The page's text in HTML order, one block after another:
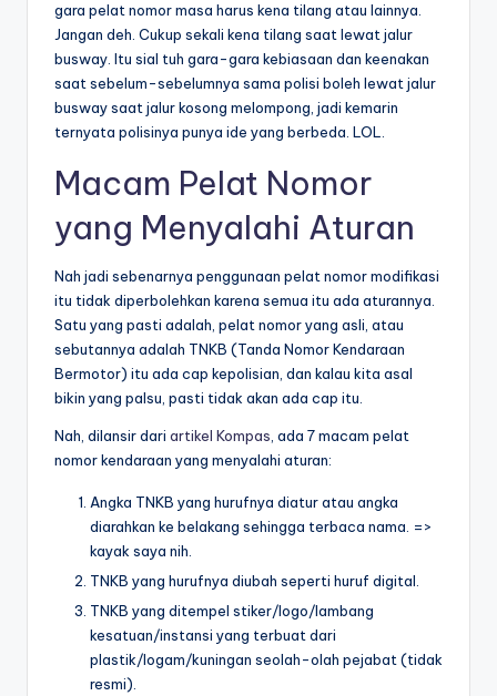
gara pelat nomor masa harus kena tilang atau lainnya.
Jangan deh. Cukup sekali kena tilang saat lewat jalur
busway. Itu sial tuh gara-gara kebiasaan dan keenakan
saat sebelum-sebelumnya sama polisi boleh lewat jalur
busway saat jalur kosong melompong, jadi kemarin
ternyata polisinya punya ide yang berbeda. LOL.
Macam Pelat Nomor
yang Menyalahi Aturan
Nah jadi sebenarnya penggunaan pelat nomor modifikasi
itu tidak diperbolehkan karena semua itu ada aturannya.
Satu yang pasti adalah, pelat nomor yang asli, atau
sebutannya adalah TNKB (Tanda Nomor Kendaraan
Bermotor) itu ada cap kepolisian, dan kalau kita asal
bikin yang palsu, pasti tidak akan ada cap itu.
Nah, dilansir dari artikel Kompas , ada 7 macam pelat
nomor kendaraan yang menyalahi aturan:
Angka TNKB yang hurufnya diatur atau angka
diarahkan ke belakang sehingga terbaca nama. =>
kayak saya nih.
TNKB yang hurufnya diubah seperti huruf digital.
TNKB yang ditempel stiker/logo/lambang
kesatuan/instansi yang terbuat dari
plastik/logam/kuningan seolah-olah pejabat (tidak
resmi).